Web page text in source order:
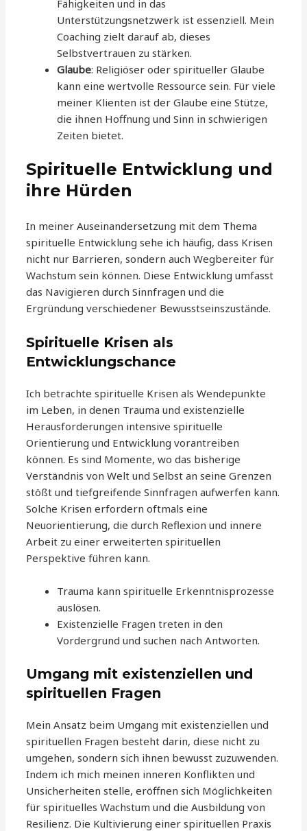
Fähigkeiten und in das
Unterstützungsnetzwerk ist essenziell. Mein
Coaching zielt darauf ab, dieses
Selbstvertrauen zu stärken.
Glaube: Religiöser oder spiritueller Glaube
kann eine wertvolle Ressource sein. Für viele
meiner Klienten ist der Glaube eine Stütze,
die ihnen Hoffnung und Sinn in schwierigen
Zeiten bietet.
Spirituelle Entwicklung und
ihre Hürden
In meiner Auseinandersetzung mit dem Thema
spirituelle Entwicklung sehe ich häufig, dass Krisen
nicht nur Barrieren, sondern auch Wegbereiter für
Wachstum sein können. Diese Entwicklung umfasst
das Navigieren durch Sinnfragen und die
Ergründung verschiedener Bewusstseinszustände.
Spirituelle Krisen als
Entwicklungschance
Ich betrachte spirituelle Krisen als Wendepunkte
im Leben, in denen Trauma und existenzielle
Herausforderungen intensive spirituelle
Orientierung und Entwicklung vorantreiben
können. Es sind Momente, wo das bisherige
Verständnis von Welt und Selbst an seine Grenzen
stößt und tiefgreifende Sinnfragen aufwerfen kann.
Solche Krisen erfordern oftmals eine
Neuorientierung, die durch Reflexion und innere
Arbeit zu einer erweiterten spirituellen
Perspektive führen kann.
Trauma kann spirituelle Erkenntnisprozesse
auslösen.
Existenzielle Fragen treten in den
Vordergrund und suchen nach Antworten.
Umgang mit existenziellen und
spirituellen Fragen
Mein Ansatz beim Umgang mit existenziellen und
spirituellen Fragen besteht darin, diese nicht zu
umgehen, sondern sich ihnen bewusst zuzuwenden.
Indem ich mich meinen inneren Konflikten und
Unsicherheiten stelle, eröffnen sich Möglichkeiten
für spirituelles Wachstum und die Ausbildung von
Resilienz. Die Kultivierung einer spirituellen Praxis